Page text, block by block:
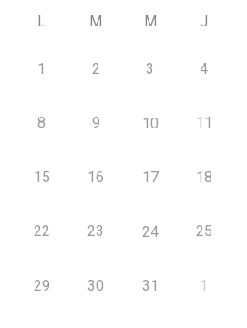
L M M J
1 2 3 4
8 9 10 11
15 16 17 18
22 23 24 25
29 30 31 1